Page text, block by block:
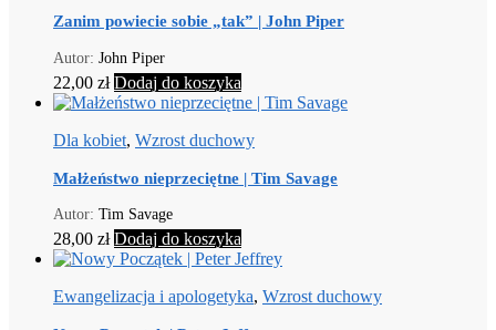
Zanim powiecie sobie „tak” | John Piper
Autor: John Piper
22,00 zł Dodaj do koszyka
Dla kobiet, Wzrost duchowy
Małżeństwo nieprzeciętne | Tim Savage
Autor: Tim Savage
28,00 zł Dodaj do koszyka
Ewangelizacja i apologetyka, Wzrost duchowy